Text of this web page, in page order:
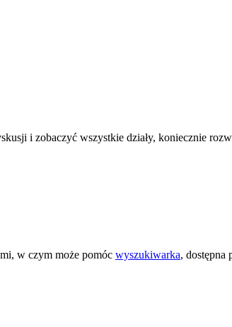
i zobaczyć wszystkie działy, koniecznie
w czym może pomóc wyszukiwarka, dostępna